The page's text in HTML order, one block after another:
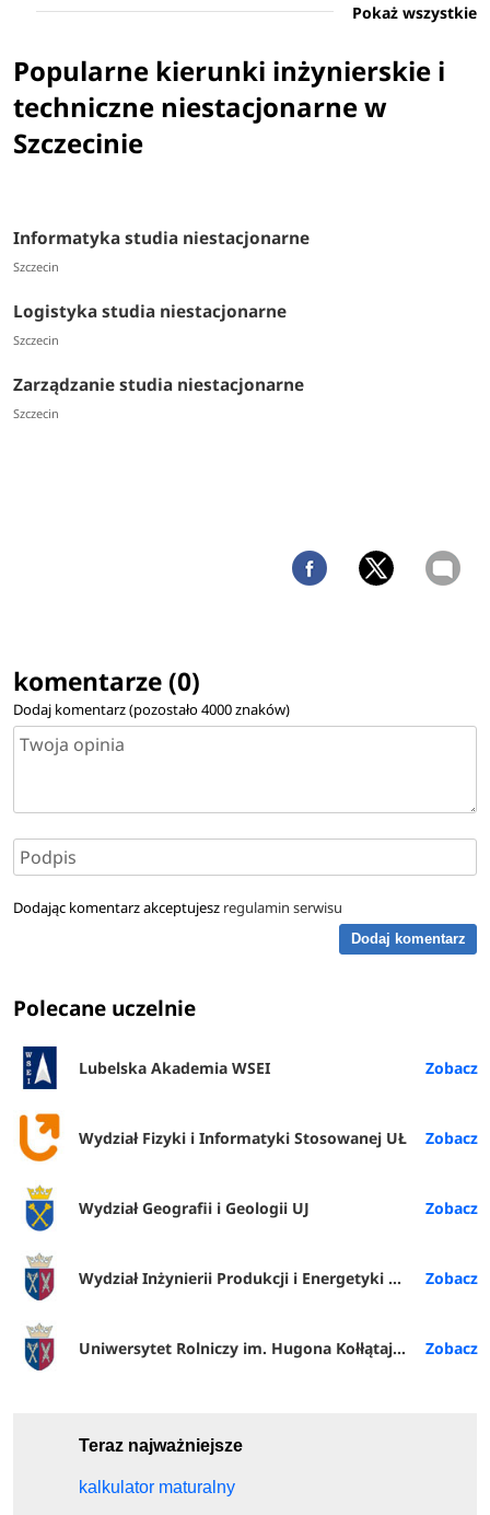
Pokaż wszystkie
Popularne kierunki inżynierskie i
techniczne niestacjonarne w
Szczecinie
Informatyka studia niestacjonarne
Szczecin
Logistyka studia niestacjonarne
Szczecin
Zarządzanie studia niestacjonarne
Szczecin
komentarze (0)
Dodaj komentarz (pozostało4000znaków)
Dodając komentarz akceptujesz regulamin serwisu
Dodaj komentarz
Polecane uczelnie
Lubelska Akademia WSEI
Wydział Fizyki i Informatyki Stosowanej UŁ
Wydział Geografii i Geologii UJ
Wydział Inżynierii Produkcji i Energetyki URK
Uniwersytet Rolniczy im. Hugona Kołłątaja w Krakowie
Teraz najważniejsze
kalkulator maturalny